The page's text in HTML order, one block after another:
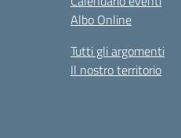
Albo Online
Tutti gli argomenti
Il nostro territorio